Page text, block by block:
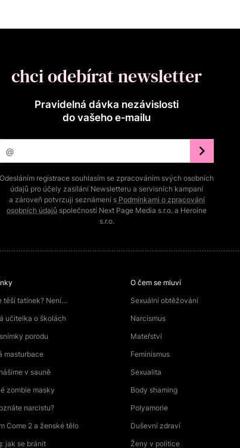
chci odebírat newsletter
Pravidelná dávka nezávislosti
do vašeho e‑mailu
Odesláním registrace souhlasím se zpracováním svých osobních
údajů pro účely zasílání Newsletteru a servisních kampaní
a zároveň potvrzuji seznámení s Podmínkami o zpracování
osobních údajů společností Next Page Media s.r.o. a Heroine
s.r.o.
těší tatínek? Není…
učitelka o školách
porodu
masturbace
v sauně
zombie masky
narcistu?
Come 2 a ženské tělo
jak se bránit
O čem se mluví
Sexuální obtěžování
Narcismus
Mateřství
Feminismus
Sexualita
Body shaming
Polyamorie
Duševní zdraví
Ženy v politice